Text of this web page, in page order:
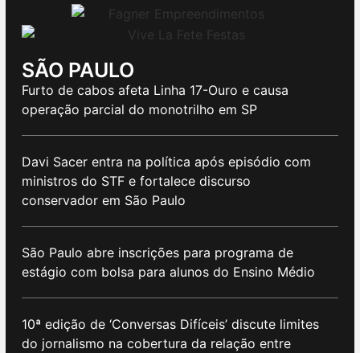
SÃO PAULO
Furto de cabos afeta Linha 17-Ouro e causa
operação parcial do monotrilho em SP
Davi Sacer entra na política após episódio com
ministros do STF e fortalece discurso
conservador em São Paulo
São Paulo abre inscrições para programa de
estágio com bolsa para alunos do Ensino Médio
10ª edição de ‘Conversas Difíceis’ discute limites
do jornalismo na cobertura da relação entre